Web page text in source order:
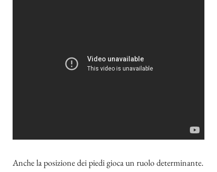
Anche la posizione dei piedi gioca un ruolo determinante.